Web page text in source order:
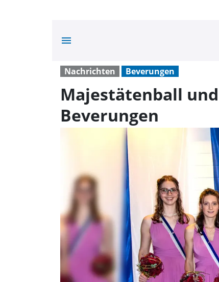
menu
Nachrichten Beverungen
Majestätenball
Beverungen